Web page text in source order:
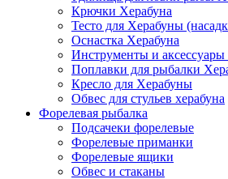
Крючки Херабуна
Тесто для Херабуны
Оснастка Херабуна
Инструменты и аксессуары
Поплавки для рыбалки
Кресло для Херабуны
Обвес для стульев херабуна
Форелевая рыбалка
Подсачеки форелевые
Форелевые приманки
Форелевые ящики
Обвес и стаканы